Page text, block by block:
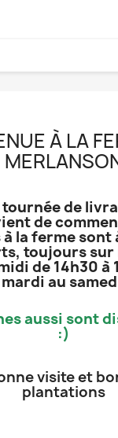
À LA
de
de
la ferme sont
toujours sur
de 14h30 à
mardi au
aussi sont
:)
visite et
plantations